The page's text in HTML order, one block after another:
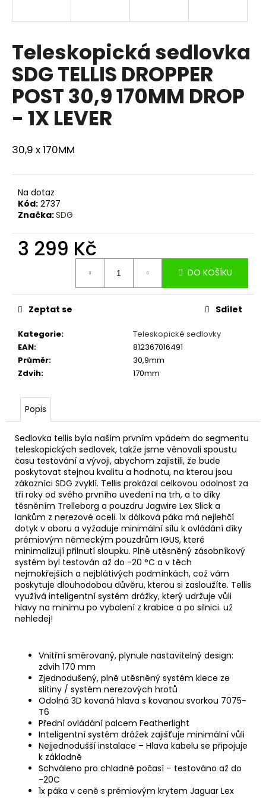
Teleskopická sedlovka
SDG TELLIS DROPPER
POST 30,9 170MM DROP
- 1X LEVER
30,9 x 170MM
Na dotaz
Kód: 2737
Značka:SDG
3 299 Kč
DO KOŠÍKU
Kategorie:
Teleskopické sedlovky
EAN:
812367016491
Průměr:
30,9mm
Zdvih: 170mm
Zeptat se Sdílet
Popis
Sedlovka tellis byla naším prvním vpádem do segmentu
teleskopických sedlovek, takže jsme věnovali spoustu
času testování a vývoji, abychom zajistili, že bude
poskytovat stejnou kvalitu a hodnotu, na kterou jsou
zákazníci SDG zvyklí. Tellis prokázal celkovou odolnost za
tři roky od svého prvního uvedení na trh, a to díky
těsněním Trelleborg a pouzdru Jagwire Lex Slick a
lankům z nerezové oceli. 1x dálková páka má nejlehčí
dotyk v oboru a vyžaduje minimální sílu k ovládání díky
prémiovým německým pouzdrům IGUS, které
minimalizují přilnutí sloupku. Plně utěsněný zásobníkový
systém byl testován až do -20 °C a v těch
nejmokřejších a nejblátivých podmínkách, což vám
poskytuje dlouhodobou důvěru, kterou si zasloužíte. Tellis
využívá inteligentní systém drážky, který udržuje vůli
hlavy na minimu po vybalení z krabice a po silnici. už
nehledej!
Vnitřní směrovaný, plynule nastavitelný design:
zdvih 170 mm
Zjednodušený, plně utěsněný systém klece ze
slitiny / systém nerezových hrotů
Odolná 3D kovaná hlava s kovanou svorkou 7075-
T6
Přední ovládání palcem Featherlight
Inteligentní systém drážek zajišťuje minimální vůli
Nejjednodušší instalace – Hlava kabelu se připojuje
k základně
Schváleno pro chladné počasí – testováno až do
-20C
1x páka v ceně s prémiovým krytem Jaguar Lex
í
t
?
D
o
p
o
u
j
e
e
LANKO
ŘADICI
2050MM
NEREZOVÉ
30
Kč